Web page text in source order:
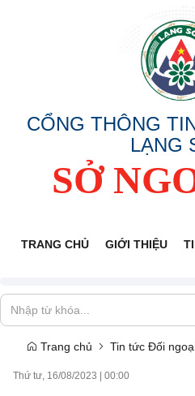
CỔNG THÔNG
LẠNG
SỞ
TRANG CHỦ GIỚI THIỆU
Trang chủ Tin tức Đối
Thứ tư, 16/08/2023 00:00